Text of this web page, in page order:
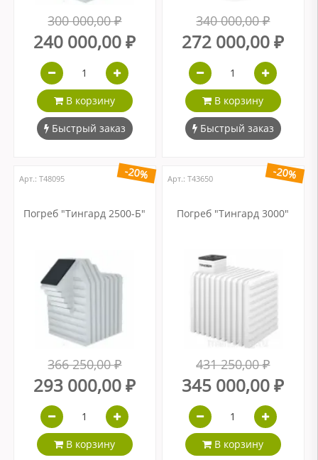
300 000,00 ₽
240 000,00 ₽
В корзину
Быстрый заказ
340 000,00 ₽
272 000,00 ₽
В корзину
Быстрый заказ
-20%
Арт.: Т48095
Погреб "Тингард 2500-Б"
366 250,00 ₽
293 000,00 ₽
В корзину
-20%
Арт.: Т43650
Погреб "Тингард 3000"
431 250,00 ₽
345 000,00 ₽
В корзину